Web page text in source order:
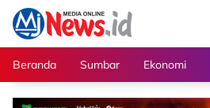
Langsung
konten
Beranda
Sumbar Ekonomi